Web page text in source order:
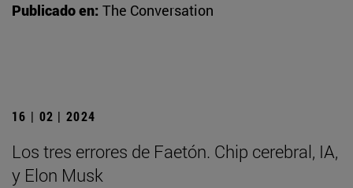
Publicado en: The Conversation
16 | 02 | 2024
Los tres errores de Faetón. Chip cerebral, IA,
y Elon Musk